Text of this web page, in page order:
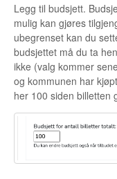
Legg til budsjett.
mulig kan gjøres
ubegrenset kan du
budsjettet må du ta
ikke (valg kommer
og kommunen har
her 100 siden billetten